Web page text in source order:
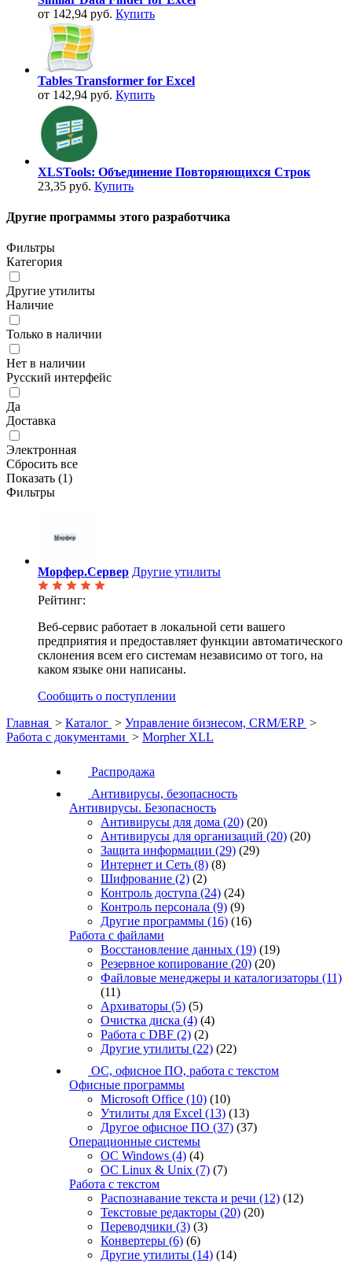
от 142,94 руб. Купить
Tables Transformer for Excel
от 142,94 руб. Купить
XLSTools: Объединение Повторяющихся Строк
23,35 руб. Купить
Другие программы этого разработчика
Фильтры
Категория
Другие утилиты
Наличие
Только в наличии
Нет в наличии
Русский интерфейс
Да
Доставка
Электронная
Сбросить все
Показать (1)
Фильтры
Морфер.Сервер Другие утилиты
Рейтинг:
Веб-сервис работает в локальной сети вашего
предприятия и предоставляет функции автоматического
склонения всем его системам независимо от того, на
каком языке они написаны.
Сообщить о поступлении
Главная > Каталог > Управление бизнесом, CRM/ERP >
Работа с документами > Morpher XLL
Распродажа
Антивирусы, безопасность
Антивирусы. Безопасность
Антивирусы для дома (20) (20)
Антивирусы для организаций (20) (20)
Защита информации (29) (29)
Интернет и Сеть (8) (8)
Шифрование (2) (2)
Контроль доступа (24) (24)
Контроль персонала (9) (9)
Другие программы (16) (16)
Работа с файлами
Восстановление данных (19) (19)
Резервное копирование (20) (20)
Файловые менеджеры и каталогизаторы (11)
(11)
Архиваторы (5) (5)
Очистка диска (4) (4)
Работа с DBF (2) (2)
Другие утилиты (22) (22)
ОС, офисное ПО, работа с текстом
Офисные программы
Microsoft Office (10) (10)
Утилиты для Excel (13) (13)
Другое офисное ПО (37) (37)
Операционные системы
ОС Windows (4) (4)
ОС Linux & Unix (7) (7)
Работа с текстом
Распознавание текста и речи (12) (12)
Текстовые редакторы (20) (20)
Переводчики (3) (3)
Конвертеры (6) (6)
Другие утилиты (14) (14)